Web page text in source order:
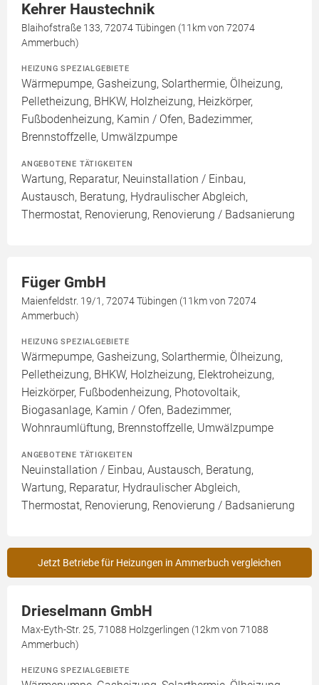
Kehrer Haustechnik
Blaihofstraße 133, 72074 Tübingen (11km von 72074
Ammerbuch)
HEIZUNG SPEZIALGEBIETE
Wärmepumpe, Gasheizung, Solarthermie, Ölheizung,
Pelletheizung, BHKW, Holzheizung, Heizkörper,
Fußbodenheizung, Kamin / Ofen, Badezimmer,
Brennstoffzelle, Umwälzpumpe
ANGEBOTENE TÄTIGKEITEN
Wartung, Reparatur, Neuinstallation / Einbau,
Austausch, Beratung, Hydraulischer Abgleich,
Thermostat, Renovierung, Renovierung / Badsanierung
Füger GmbH
Maienfeldstr. 19/1, 72074 Tübingen (11km von 72074
Ammerbuch)
HEIZUNG SPEZIALGEBIETE
Wärmepumpe, Gasheizung, Solarthermie, Ölheizung,
Pelletheizung, BHKW, Holzheizung, Elektroheizung,
Heizkörper, Fußbodenheizung, Photovoltaik,
Biogasanlage, Kamin / Ofen, Badezimmer,
Wohnraumlüftung, Brennstoffzelle, Umwälzpumpe
ANGEBOTENE TÄTIGKEITEN
Neuinstallation / Einbau, Austausch, Beratung,
Wartung, Reparatur, Hydraulischer Abgleich,
Thermostat, Renovierung, Renovierung / Badsanierung
Jetzt Betriebe für Heizungen in Ammerbuch vergleichen
Drieselmann GmbH
Max-Eyth-Str. 25, 71088 Holzgerlingen (12km von 71088
Ammerbuch)
HEIZUNG SPEZIALGEBIETE